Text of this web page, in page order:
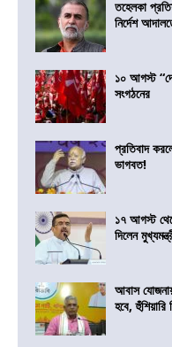
তহেলকা
নির্দেশ
১০ আগস্ট
সংগঠনের
প্রতিবাদ
ভাগবত!
১৭ আগস্ট
দিলেন
আবাস
হবে, হুঁশিয়ারি